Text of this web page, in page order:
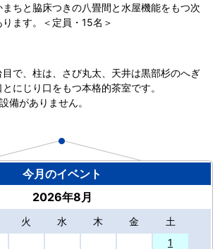
ちと脇床つきの八畳間と水屋機能をもつ次
ます。＜定員・15名＞
で、柱は、さび丸太、天井は黒部杉のへぎ
にじり口をもつ本格的茶室です。
備がありません。
今月のイベント
2026年8月
火 水 木 金
土
1